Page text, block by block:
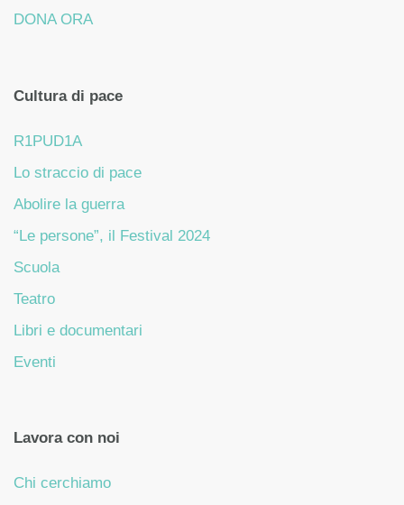
DONA ORA
Cultura di pace
R1PUD1A
Lo straccio di pace
Abolire la guerra
“Le persone”, il Festival 2024
Scuola
Teatro
Libri e documentari
Eventi
Lavora con noi
Chi cerchiamo